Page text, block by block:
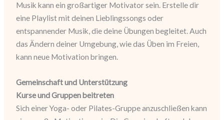
Musik kann ein großartiger Motivator sein. Erstelle dir
eine Playlist mit deinen Lieblingssongs oder
entspannender Musik, die deine Übungen begleitet. Auch
das Ändern deiner Umgebung, wie das Üben im Freien,
kann neue Motivation bringen.
Gemeinschaft und Unterstützung
Kurse und Gruppen beitreten
Sich einer Yoga- oder Pilates-Gruppe anzuschließen kann